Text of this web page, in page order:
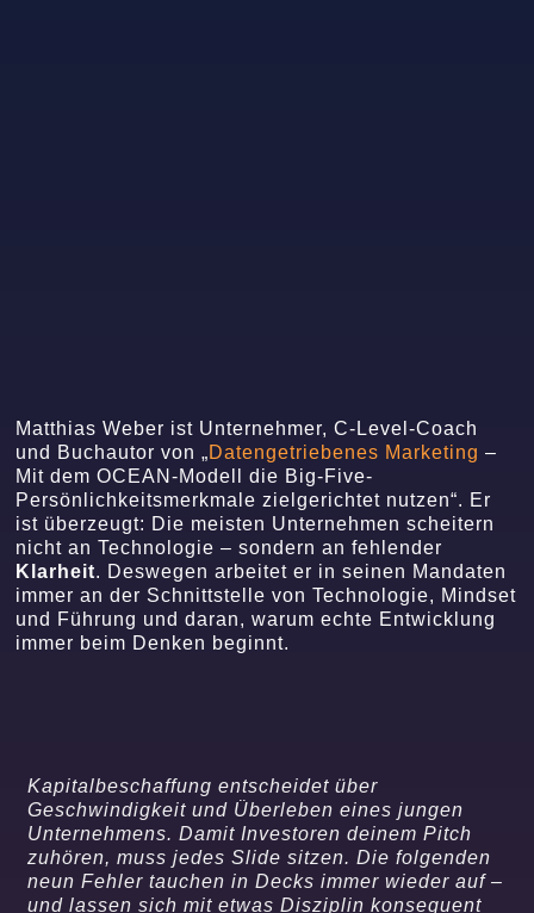
Matthias Weber ist Unternehmer, C-Level-Coach
und Buchautor von „Datengetriebenes Marketing –
Mit dem OCEAN-Modell die Big-Five-
Persönlichkeitsmerkmale zielgerichtet nutzen“. Er
ist überzeugt: Die meisten Unternehmen scheitern
nicht an Technologie – sondern an fehlender
Klarheit. Deswegen arbeitet er in seinen Mandaten
immer an der Schnittstelle von Technologie, Mindset
und Führung und daran, warum echte Entwicklung
immer beim Denken beginnt.
Kapitalbeschaffung entscheidet über
Geschwindigkeit und Überleben eines jungen
Unternehmens. Damit Investoren deinem Pitch
zuhören, muss jedes Slide sitzen. Die folgenden
neun Fehler tauchen in Decks immer wieder auf –
und lassen sich mit etwas Disziplin konsequent